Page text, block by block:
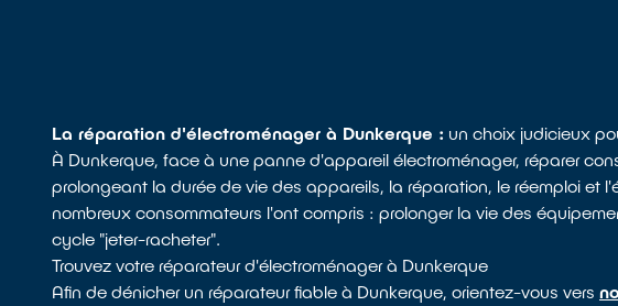
La réparation d'électroménager à Dunkerque : un choix judicieux
À Dunkerque, face à une panne d'appareil électroménager, réparer
prolongeant la durée de vie des appareils, la réparation, le réemploi et
nombreux consommateurs l'ont compris : prolonger la vie des
cycle "jeter-racheter".
Trouvez votre réparateur d'électroménager à Dunkerque
Afin de dénicher un réparateur fiable à Dunkerque, orientez-vous vers